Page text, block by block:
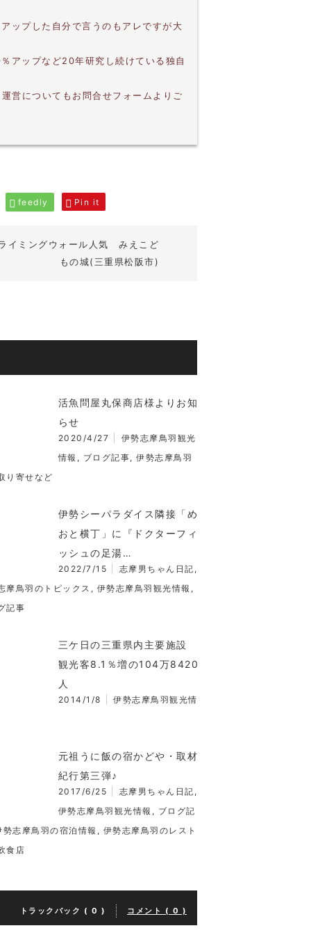
ップした自分で言うのもアレですが大
アップなど20年研究し続けている独自
営についてもお問合せフォームよりご
feedly Pin it
イミングウォール人気 みえこど
もの城(三重県松阪市)
活魚問屋丸保商店様よりお知
らせ
2020/4/27
伊勢志摩鳥羽観光
情報 , ブログ記事, 伊勢志摩鳥羽
り寄せなど
伊勢シーパラダイス隣接「め
おと横丁」に『ドクターフィ
ッシュの足湯…
2022/7/15 志摩男ちゃん日記 ,
摩鳥羽のトピックス , 伊勢志摩鳥羽観光情報 ,
記事
三ケ日の三重県内主要施設
観光客8.1％増の104万8420
人
2014/1/8 伊勢志摩鳥羽観光情
元祖うに飯の宿かどや・取材
紀行第三弾♪
2017/6/25 志摩男ちゃん日記 ,
伊勢志摩鳥羽観光情報 , ブログ記
勢志摩鳥羽の宿泊情報 , 伊勢志摩鳥羽のレスト
食店
トラックバック ( 0 ) コメント ( 0 )